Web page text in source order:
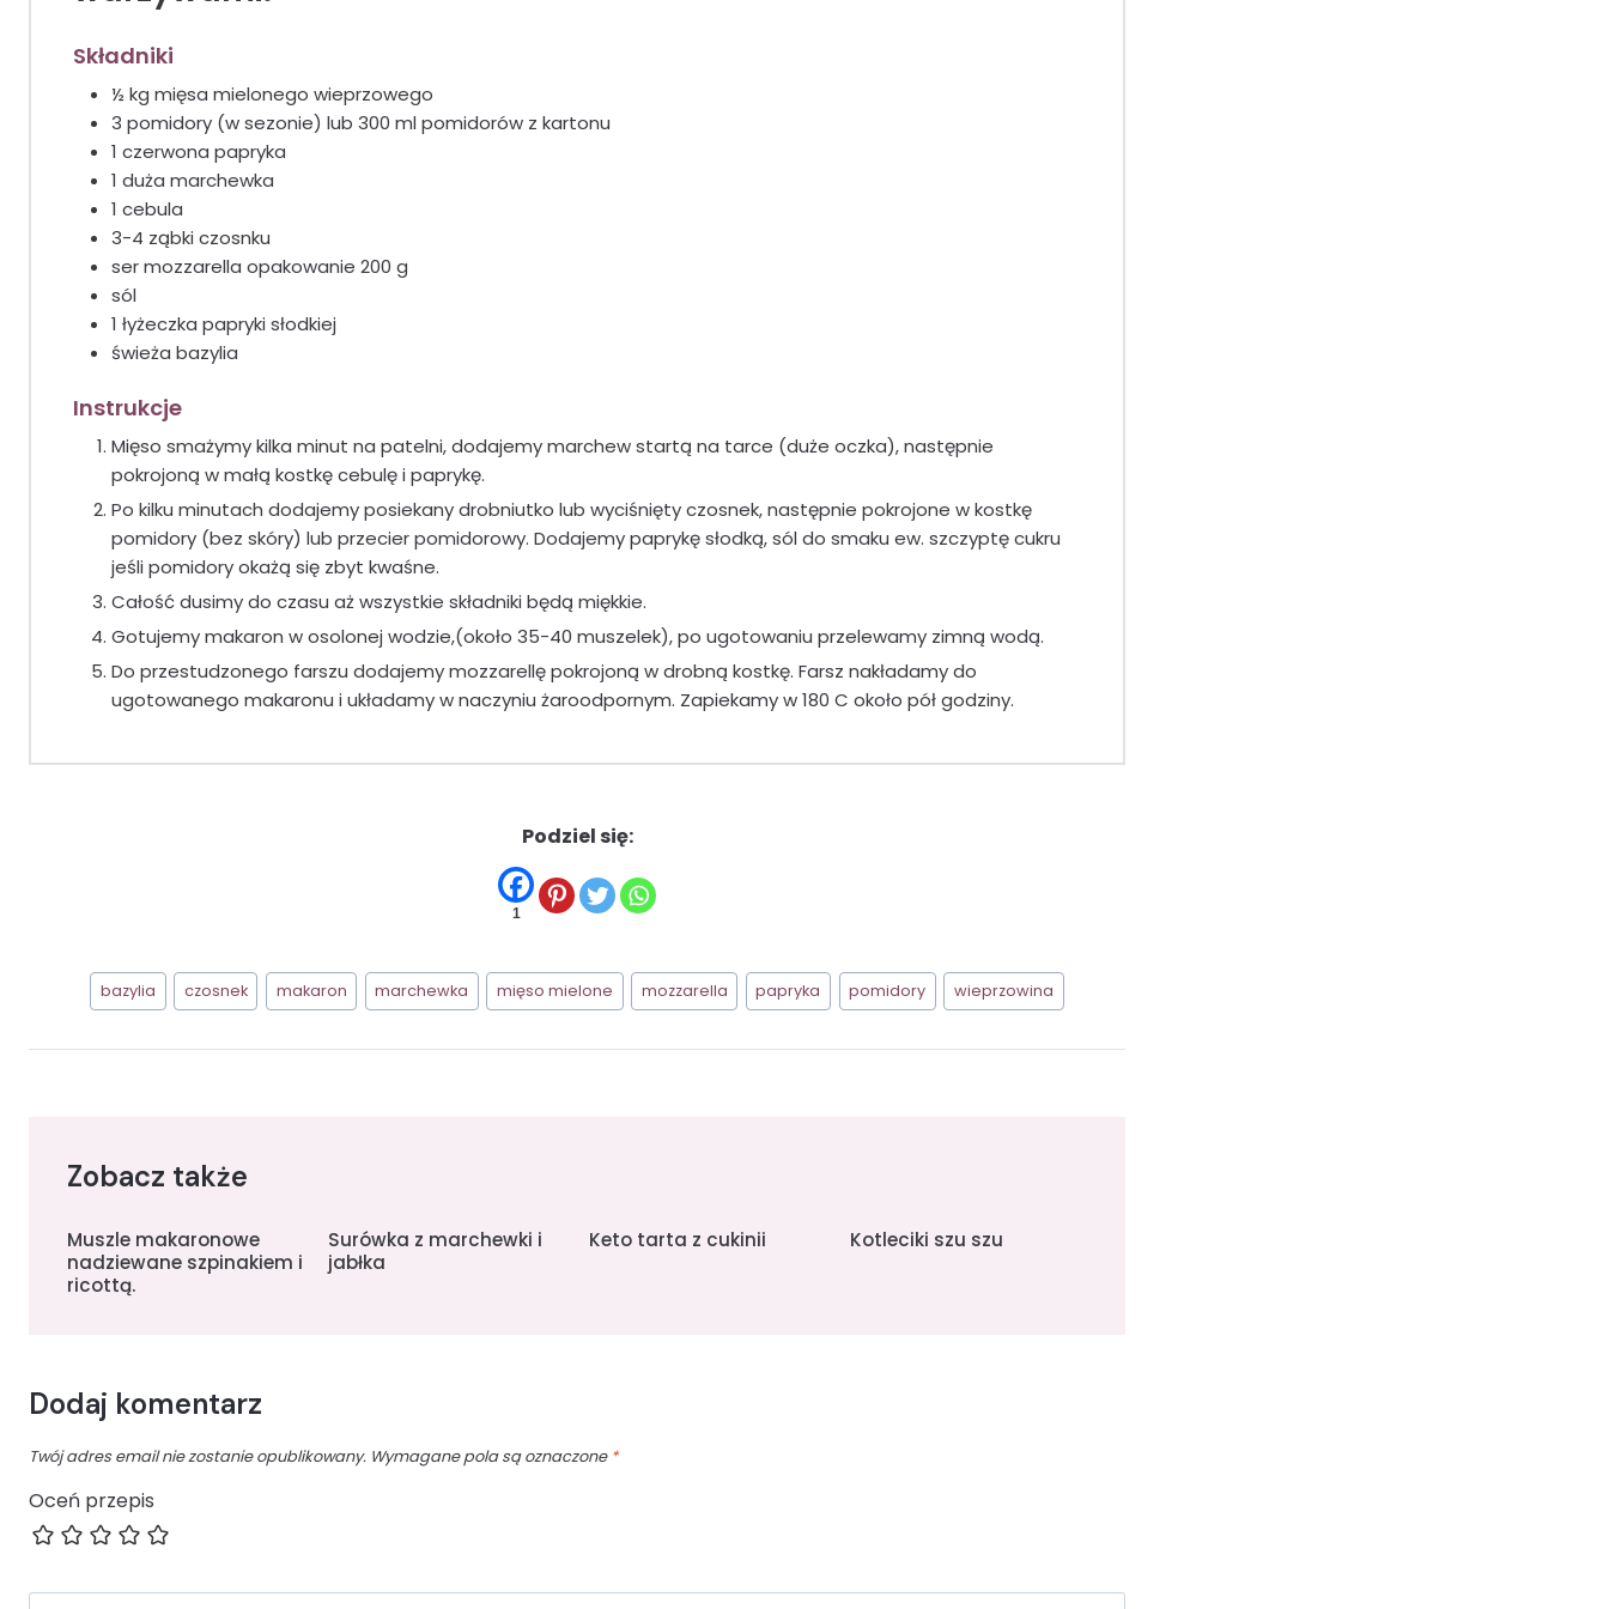
Składniki
½ kg mięsa mielonego wieprzowego
3 pomidory (w sezonie) lub 300 ml pomidorów z kartonu
1 czerwona papryka
1 duża marchewka
1 cebula
3-4 ząbki czosnku
ser mozzarella opakowanie 200 g
sól
1 łyżeczka papryki słodkiej
świeża bazylia
Instrukcje
Mięso smażymy kilka minut na patelni, dodajemy marchew startą na tarce (duże oczka), następnie
pokrojoną w małą kostkę cebulę i paprykę.
Po kilku minutach dodajemy posiekany drobniutko lub wyciśnięty czosnek, następnie pokrojone w kostkę
pomidory (bez skóry) lub przecier pomidorowy. Dodajemy paprykę słodką, sól do smaku ew. szczyptę cukru
jeśli pomidory okażą się zbyt kwaśne.
Całość dusimy do czasu aż wszystkie składniki będą miękkie.
Gotujemy makaron w osolonej wodzie,(około 35-40 muszelek), po ugotowaniu przelewamy zimną wodą.
Do przestudzonego farszu dodajemy mozzarellę pokrojoną w drobną kostkę. Farsz nakładamy do
ugotowanego makaronu i układamy w naczyniu żaroodpornym. Zapiekamy w 180 C około pół godziny.
Podziel się:
1
Tagi
wpisu:
bazylia czosnek makaron marchewka mięso mielone mozzarella papryka pomidory wieprzowina
Zobacz także
Muszle makaronowe
nadziewane szpinakiem i
ricottą.
Surówka z marchewki i
jabłka
Keto tarta z cukinii Kotleciki szu szu
Dodaj komentarz
Twój adres email nie zostanie opublikowany. Wymagane pola są oznaczone *
Oceń przepis